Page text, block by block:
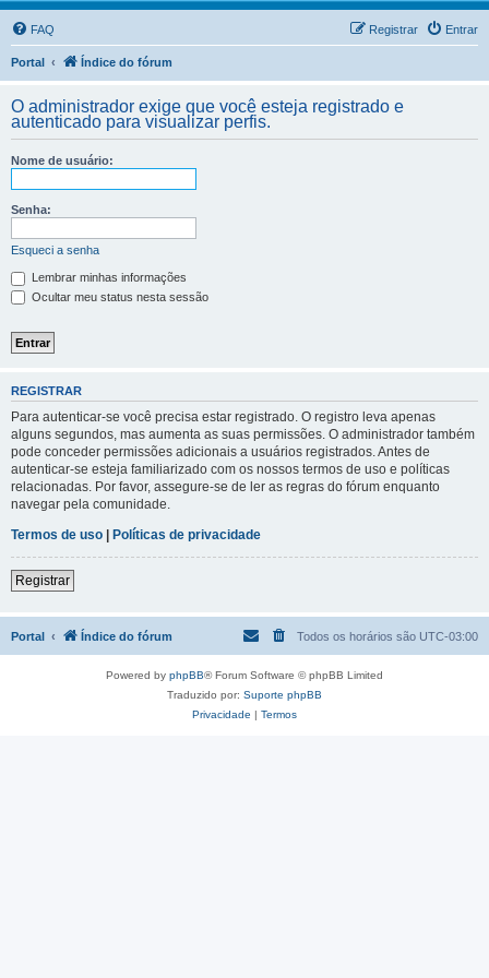
FAQ Entrar
Registrar
Portal Índice do fórum
O administrador exige que você esteja registrado e
autenticado para visualizar perfis.
Nome de usuário:
Senha:
Esqueci a senha
Lembrar minhas informações
Ocultar meu status nesta sessão
REGISTRAR
Para autenticar-se você precisa estar registrado. O registro leva apenas
alguns segundos, mas aumenta as suas permissões. O administrador também
pode conceder permissões adicionais a usuários registrados. Antes de
autenticar-se esteja familiarizado com os nossos termos de uso e políticas
relacionadas. Por favor, assegure-se de ler as regras do fórum enquanto
navegar pela comunidade.
Termos de uso | Políticas de privacidade
Registrar
Portal Índice do fórum Todos os horários são UTC-03:00
Powered by phpBB® Forum Software © phpBB Limited
Traduzido por: Suporte phpBB
Privacidade | Termos